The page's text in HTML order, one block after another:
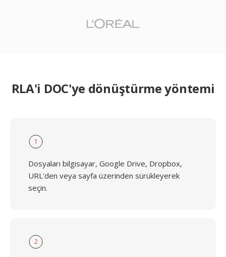
RLA'i DOC'ye dönüştürme yöntemi
1
Dosyaları bilgisayar, Google Drive, Dropbox,
URL'den veya sayfa üzerinden sürükleyerek
seçin.
2